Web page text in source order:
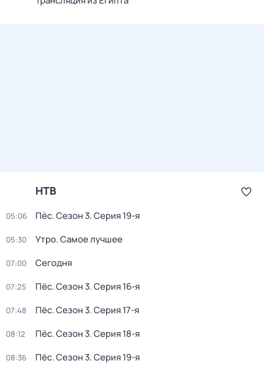
НТВ
05:06 Пёс. Сезон 3. Серия 19-я
05:30 Утро. Самое лучшее
07:00 Сегодня
07:25 Пёс. Сезон 3. Серия 16-я
07:48 Пёс. Сезон 3. Серия 17-я
08:12 Пёс. Сезон 3. Серия 18-я
08:36 Пёс. Сезон 3. Серия 19-я